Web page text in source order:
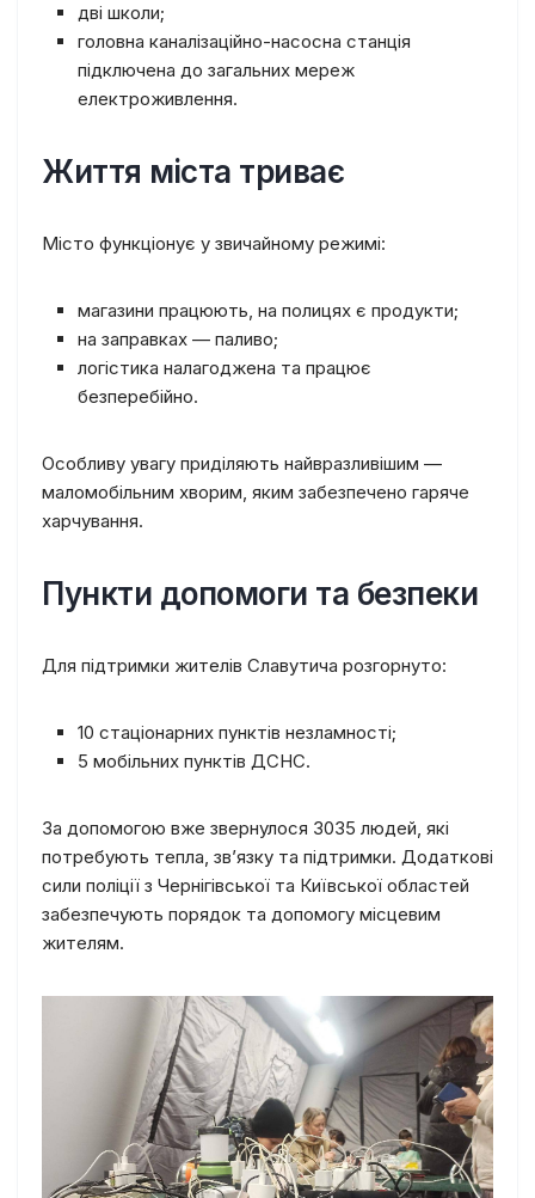
дві школи;
головна каналізаційно-насосна станція
підключена до загальних мереж
електроживлення.
Життя міста триває
Місто функціонує у звичайному режимі:
магазини працюють, на полицях є продукти;
на заправках — паливо;
логістика налагоджена та працює
безперебійно.
Особливу увагу приділяють найвразливішим —
маломобільним хворим, яким забезпечено гаряче
харчування.
Пункти допомоги та безпеки
Для підтримки жителів Славутича розгорнуто:
10 стаціонарних пунктів незламності;
5 мобільних пунктів ДСНС.
За допомогою вже звернулося 3035 людей, які
потребують тепла, зв’язку та підтримки. Додаткові
сили поліції з Чернігівської та Київської областей
забезпечують порядок та допомогу місцевим
жителям.